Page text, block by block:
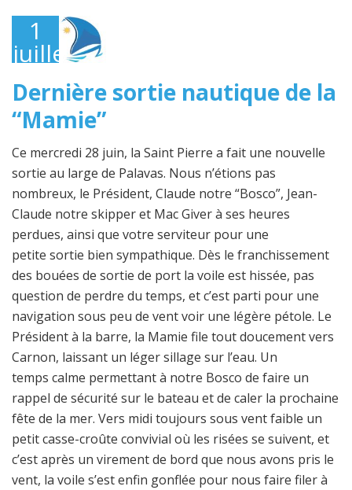
1
juillet
2023
Dernière sortie nautique de la
“Mamie”
Ce mercredi 28 juin, la Saint Pierre a fait une nouvelle
sortie au large de Palavas. Nous n’étions pas
nombreux, le Président, Claude notre “Bosco”, Jean-
Claude notre skipper et Mac Giver à ses heures
perdues, ainsi que votre serviteur pour une
petite sortie bien sympathique. Dès le franchissement
des bouées de sortie de port la voile est hissée, pas
question de perdre du temps, et c’est parti pour une
navigation sous peu de vent voir une légère pétole. Le
Président à la barre, la Mamie file tout doucement vers
Carnon, laissant un léger sillage sur l’eau. Un
temps calme permettant à notre Bosco de faire un
rappel de sécurité sur le bateau et de caler la prochaine
fête de la mer. Vers midi toujours sous vent faible un
petit casse-croûte convivial où les risées se suivent, et
c’est après un virement de bord que nous avons pris le
vent, la voile s’est enfin gonflée pour nous faire filer à